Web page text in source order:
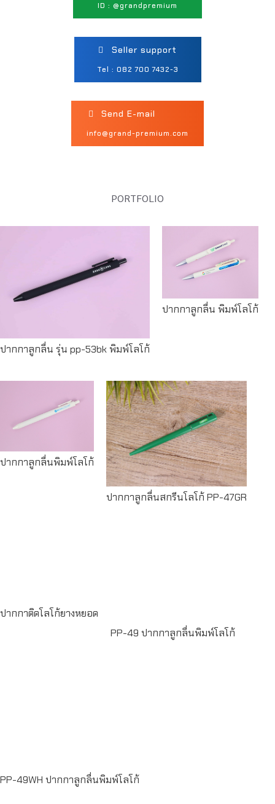
ID : @grandpremium
Seller support
Tel : 082 700 7432-3
Send E-mail
info@grand-premium.com
PORTFOLIO
Read more
ปากกาลูกลื่น รุ่น pp-53bk พิมพ์โลโก้
Read
more
ปากกาลูกลื่น พิมพ์โลโก้
Read
more
ปากกาลูกลื่นพิมพ์โลโก้
Read more
ปากกาลูกลื่นสกรีนโลโก้ PP-47GR
ปากกาติดโลโก้ยางหยอด
PP-49 ปากกาลูกลื่นพิมพ์โลโก้
PP-49WH ปากกาลูกลื่นพิมพ์โลโก้